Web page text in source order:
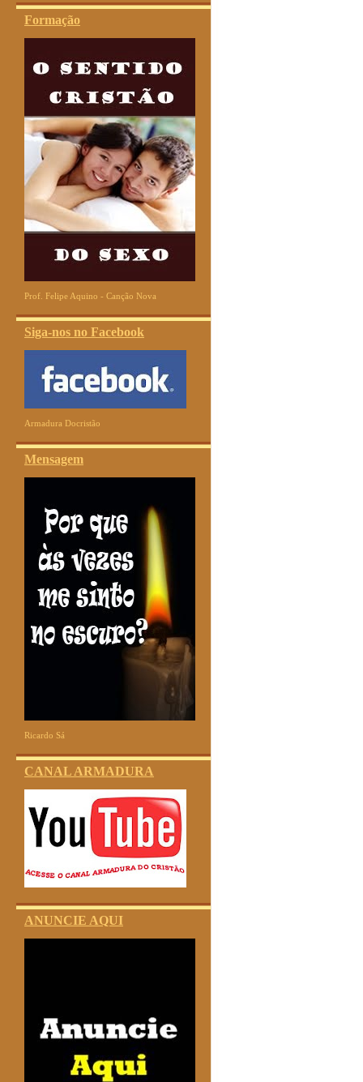
Formação
Prof. Felipe Aquino - Canção Nova
Siga-nos no Facebook
Armadura Docristão
Mensagem
Ricardo Sá
CANAL ARMADURA
ANUNCIE AQUI